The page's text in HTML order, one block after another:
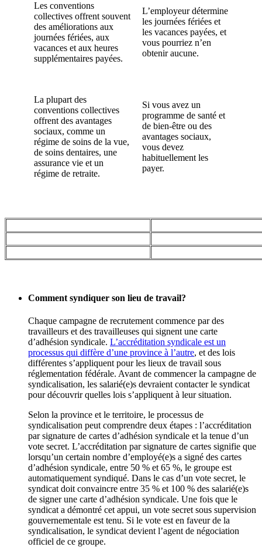
Les conventions
collectives offrent souvent
des améliorations aux
journées fériées, aux
vacances et aux heures
supplémentaires payées.
L’employeur détermine
les journées fériées et
les vacances payées, et
vous pourriez n’en
obtenir aucune.
La plupart des
conventions collectives
offrent des avantages
sociaux, comme un
régime de soins de la vue,
de soins dentaires, une
assurance vie et un
régime de retraite.
Si vous avez un
programme de santé et
de bien-être ou des
avantages sociaux,
vous devez
habituellement les
payer.
Comment syndiquer son lieu de travail?
Chaque campagne de recrutement commence par des
travailleurs et des travailleuses qui signent une carte
d’adhésion syndicale. L’accréditation syndicale est un
processus qui diffère d’une province à l’autre, et des lois
différentes s’appliquent pour les lieux de travail sous
réglementation fédérale. Avant de commencer la campagne de
syndicalisation, les salarié(e)s devraient contacter le syndicat
pour découvrir quelles lois s’appliquent à leur situation.
Selon la province et le territoire, le processus de
syndicalisation peut comprendre deux étapes : l’accréditation
par signature de cartes d’adhésion syndicale et la tenue d’un
vote secret. L’accréditation par signature de cartes signifie que
lorsqu’un certain nombre d’employé(e)s a signé des cartes
d’adhésion syndicale, entre 50 % et 65 %, le groupe est
automatiquement syndiqué. Dans le cas d’un vote secret, le
syndicat doit convaincre entre 35 % et 100 % des salarié(e)s
de signer une carte d’adhésion syndicale. Une fois que le
syndicat a démontré cet appui, un vote secret sous supervision
gouvernementale est tenu. Si le vote est en faveur de la
syndicalisation, le syndicat devient l’agent de négociation
officiel de ce groupe.